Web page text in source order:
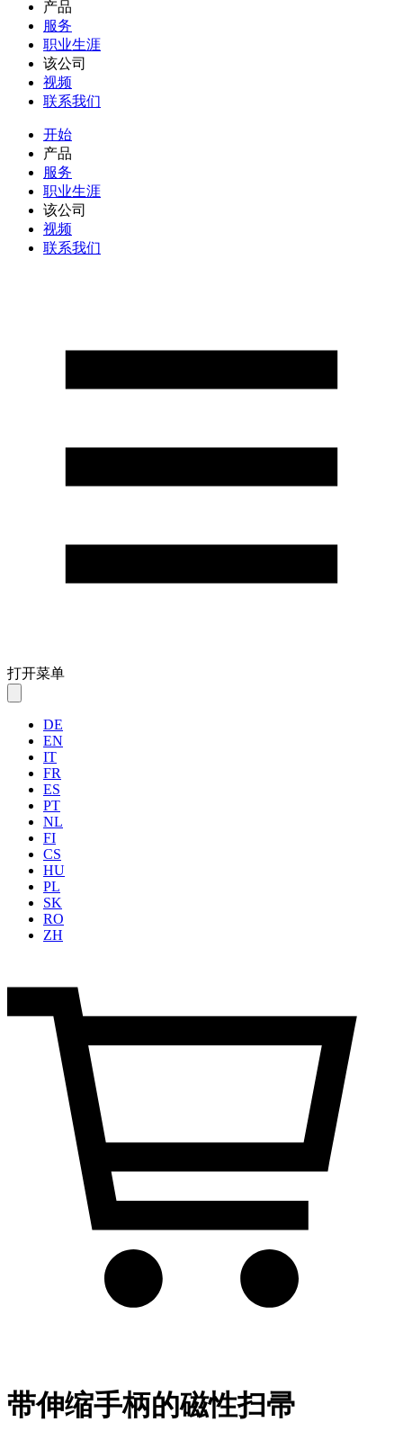
产品
服务
职业生涯
该公司
视频
联系我们
开始
产品
服务
职业生涯
该公司
视频
联系我们
打开菜单
DE
EN
IT
FR
ES
PT
NL
FI
CS
HU
PL
SK
RO
ZH
带伸缩手柄的磁性扫帚